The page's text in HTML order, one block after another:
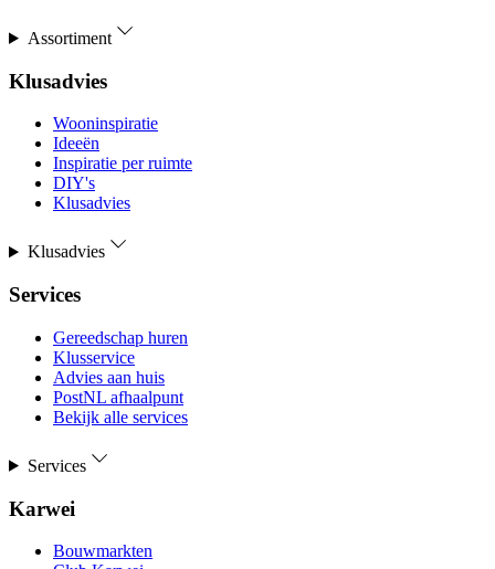
Assortiment
Klusadvies
Wooninspiratie
Ideeën
Inspiratie per ruimte
DIY's
Klusadvies
Klusadvies
Services
Gereedschap huren
Klusservice
Advies aan huis
PostNL afhaalpunt
Bekijk alle services
Services
Karwei
Bouwmarkten